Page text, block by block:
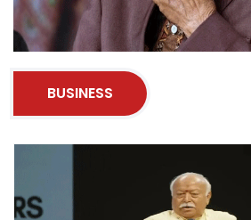
BUSINESS